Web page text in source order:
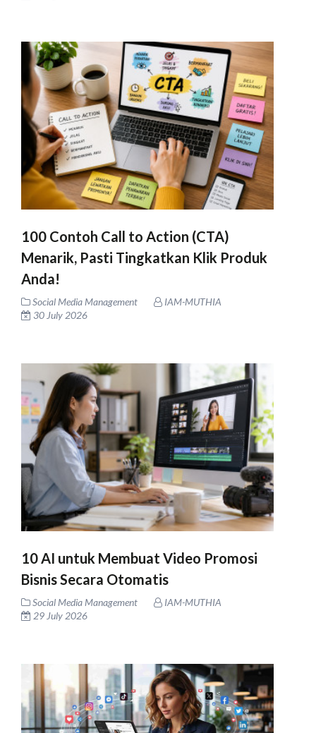
100 Contoh Call to Action (CTA)
Menarik, Pasti Tingkatkan Klik Produk
Anda!
Social Media Management
IAM-MUTHIA
30 July 2026
10 AI untuk Membuat Video Promosi
Bisnis Secara Otomatis
Social Media Management
IAM-MUTHIA
29 July 2026